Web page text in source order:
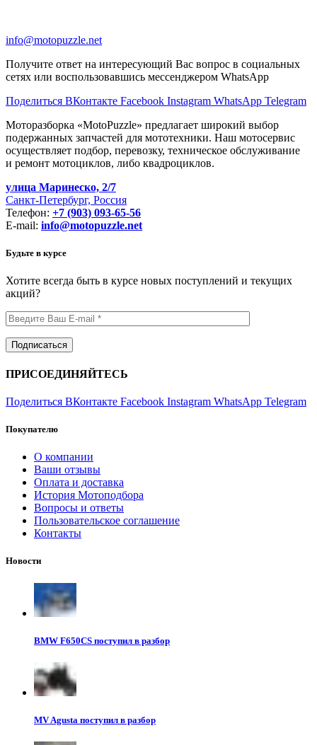
info@motopuzzle.net
Получите ответ на интересующий Вас вопрос в социальных
сетях или воспользовавшись мессенджером WhatsApp
Поделиться ВКонтакте Facebook Instagram WhatsApp Telegram
Моторазборка «MotoPuzzle» предлагает широкий выбор
подержанных запчастей для мототехники. Наш мотосервис
осуществляет подбор, перевозку, техническое обслуживание
и ремонт мотоциклов, либо квадроциклов.
улица Маринеско, 2/7
Санкт-Петербург, Россия
Телефон: +7 (903) 093-65-56
E-mail: info@motopuzzle.net
Будьте в курсе
Хотите всегда быть в курсе новых поступлений и текущих
акций?
ПРИСОЕДИНЯЙТЕСЬ
Поделиться ВКонтакте Facebook Instagram WhatsApp Telegram
Покупателю
О компании
Ваши отзывы
Оплата и доставка
История Мотоподбора
Вопросы и ответы
Пользовательское соглашение
Контакты
Новости
BMW F650CS поступил в разбор
MV Agusta поступил в разбор